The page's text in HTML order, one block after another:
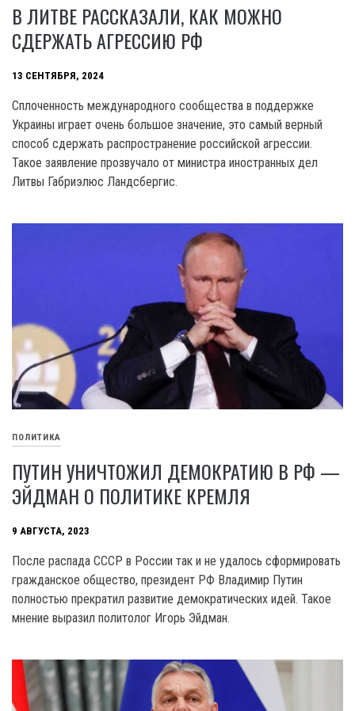
В ЛИТВЕ РАССКАЗАЛИ, КАК МОЖНО
СДЕРЖАТЬ АГРЕССИЮ РФ
13 СЕНТЯБРЯ, 2024
Сплоченность международного сообщества в поддержке
Украины играет очень большое значение, это самый верный
способ сдержать распространение российской агрессии.
Такое заявление прозвучало от министра иностранных дел
Литвы Габриэлюс Ландсбергис.
ПОЛИТИКА
ПУТИН УНИЧТОЖИЛ ДЕМОКРАТИЮ В РФ —
ЭЙДМАН О ПОЛИТИКЕ КРЕМЛЯ
9 АВГУСТА, 2023
После распада CCCP в России так и не удалось сформировать
гражданское общество, президент РФ Владимир Путин
полностью прекратил развитие демократических идей. Такое
мнение выразил политолог Игорь Эйдман.